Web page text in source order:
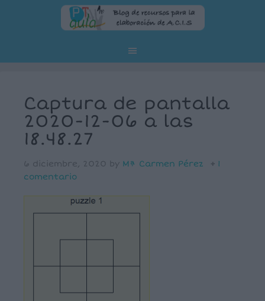
Captura de pantalla
2020-12-06 a las
18.48.27
6 diciembre, 2020 by Mª Carmen Pérez
1
comentario